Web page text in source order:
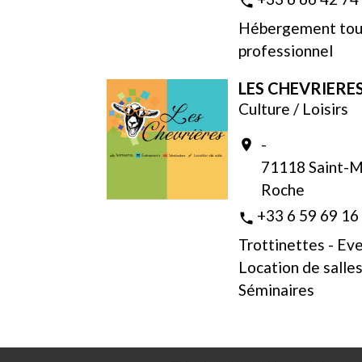
Hébergement
professionnel
LES
Culture / Loisirs
location_on
-
71118 Saint-
Roche
phone +33 6 59 69 16
Trottinettes -
Location de
Séminaires